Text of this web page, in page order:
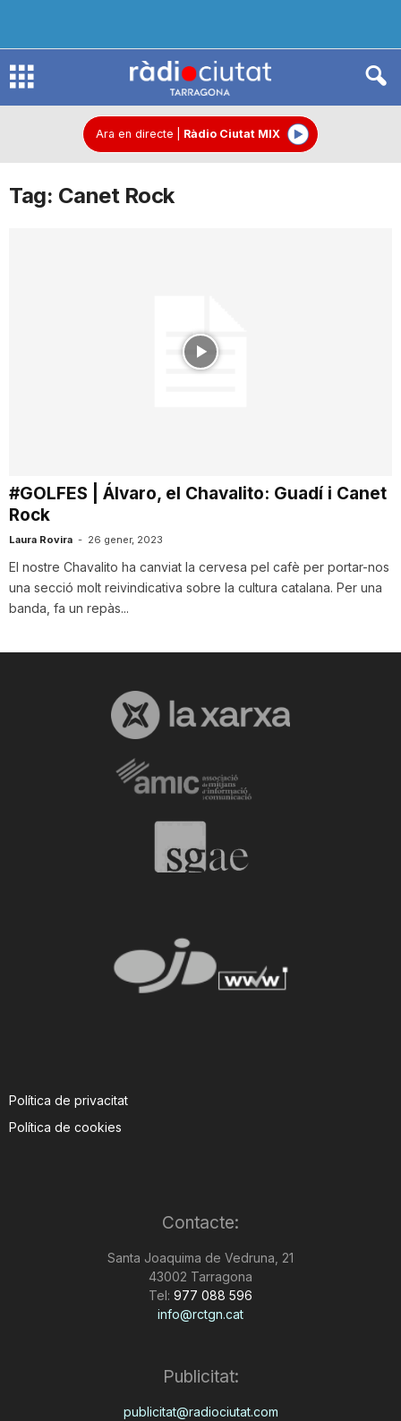
R
d
t
a
t
g
Ara en directe Ràdio Ciutat MIX
Tag: Canet Rock
#GOLFES | Álvaro, el Chavalito: Guadí i Canet
Rock
Laura Rovira - 26 gener, 2023
El nostre Chavalito ha canviat la cervesa pel cafè per portar-nos
una secció molt reivindicativa sobre la cultura catalana. Per una
banda, fa un repàs...
Política de privacitat
Política de cookies
Contacte:
Santa Joaquima de Vedruna, 21
43002 Tarragona
Tel: 977 088 596
info@rctgn.cat
Publicitat:
publicitat@radiociutat.com